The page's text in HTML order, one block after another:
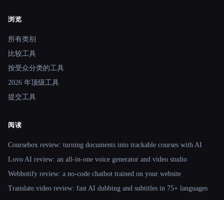
Site navigation
浏览
所有类别
比较工具
按受众分类的工具
2026 年顶级工具
提交工具
阅读
Coursebox review: turning documents into trackable courses with AI
Lovo AI review: an all-in-one voice generator and video studio
Webbotify review: a no-code chatbot trained on your website
Translate.video review: fast AI dubbing and subtitles in 75+ languages